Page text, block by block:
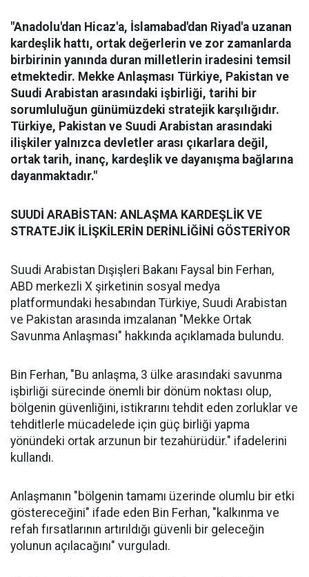
"Anadolu'dan Hicaz'a, İslamabad'dan Riyad'a uzanan
kardeşlik hattı, ortak değerlerin ve zor zamanlarda
birbirinin yanında duran milletlerin iradesini temsil
etmektedir. Mekke Anlaşması Türkiye, Pakistan ve
Suudi Arabistan arasındaki işbirliği, tarihi bir
sorumluluğun günümüzdeki stratejik karşılığıdır.
Türkiye, Pakistan ve Suudi Arabistan arasındaki
ilişkiler yalnızca devletler arası çıkarlara değil,
ortak tarih, inanç, kardeşlik ve dayanışma bağlarına
dayanmaktadır."
SUUDİ ARABİSTAN: ANLAŞMA KARDEŞLİK VE
STRATEJİK İLİŞKİLERİN DERİNLİĞİNİ GÖSTERİYOR
Suudi Arabistan Dışişleri Bakanı Faysal bin Ferhan,
ABD merkezli X şirketinin sosyal medya
platformundaki hesabından Türkiye, Suudi Arabistan
ve Pakistan arasında imzalanan "Mekke Ortak
Savunma Anlaşması" hakkında açıklamada bulundu.
Bin Ferhan, "Bu anlaşma, 3 ülke arasındaki savunma
işbirliği sürecinde önemli bir dönüm noktası olup,
bölgenin güvenliğini, istikrarını tehdit eden zorluklar ve
tehditlerle mücadelede için güç birliği yapma
yönündeki ortak arzunun bir tezahürüdür." ifadelerini
kullandı.
Anlaşmanın "bölgenin tamamı üzerinde olumlu bir etki
göstereceğini" ifade eden Bin Ferhan, "kalkınma ve
refah fırsatlarının artırıldığı güvenli bir geleceğin
yolunun açılacağını" vurguladı.